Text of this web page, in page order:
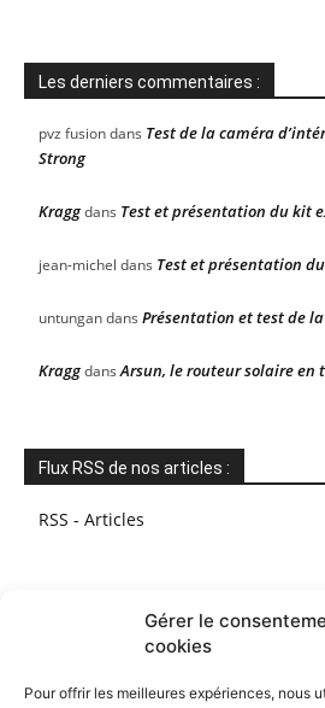
Gérer le
cookies
Pour offrir les meilleures expériences, nous
Les derniers commentaires :
pvz fusiondans Test de la caméra
Strong
Kraggdans Test et présentation du kit
jean-michel dans Test et présentation
untungandans Présentation et test de
KraggdansArsun, le routeur solaire en
Flux RSS de nos articles :
RSS - Articles